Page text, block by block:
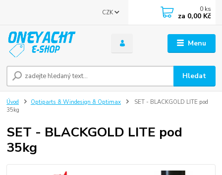
Menu
CZK
Hledat
0 ks
za 0,00 Kč
Úvod Optiparts & Windesign & Optimax
SET - BLACKGOLD LITE pod
35kg
SET - BLACKGOLD LITE pod
35kg